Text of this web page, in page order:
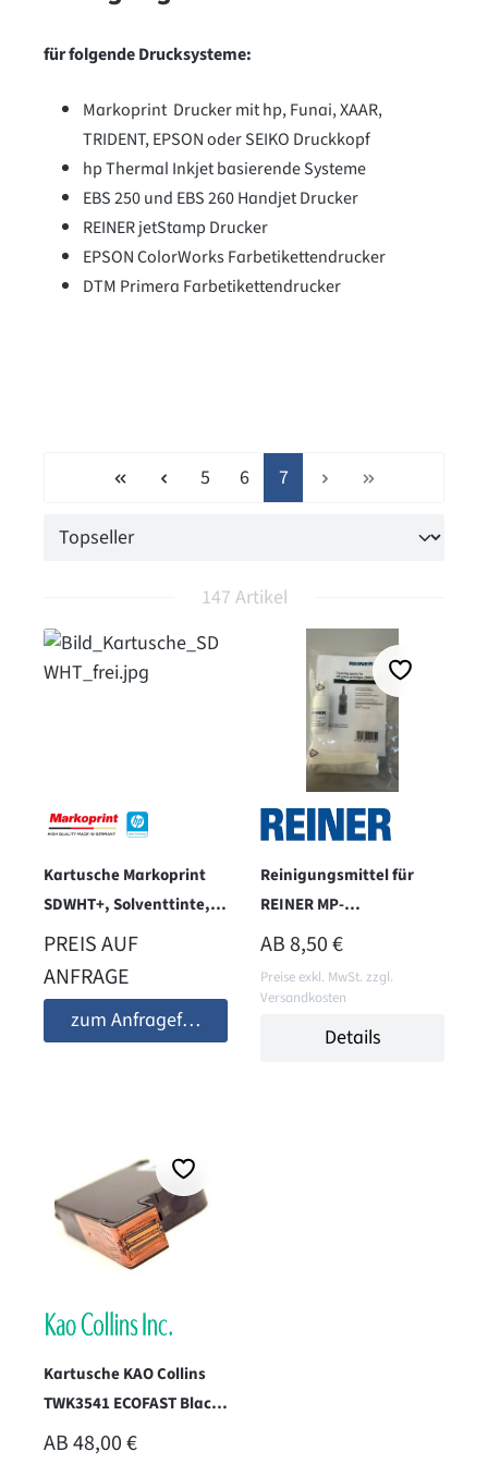
für folgende Drucksysteme:
Markoprint Drucker mit hp, Funai, XAAR,
TRIDENT, EPSON oder SEIKO Druckkopf
hp Thermal Inkjet basierende Systeme
EBS 250 und EBS 260 Handjet Drucker
REINER jetStamp Drucker
EPSON ColorWorks Farbetikettendrucker
DTM Primera Farbetikettendrucker
Seite
5 Seite
6 Seite
7
147 Artikel
Kartusche Markoprint
SDWHT+, Solventtinte,
weiß
PREIS AUF
ANFRAGE
zum Anfrageformular
Reinigungsmittel für
REINER MP-
Druckpatronen - 10ml
REGULÄRER PREIS:
AB8,50 €
Preise exkl. MwSt. zzgl.
Versandkosten
Details
Kartusche KAO Collins
TWK3541 ECOFAST Black
Dye based
REGULÄRER PREIS:
AB48,00 €